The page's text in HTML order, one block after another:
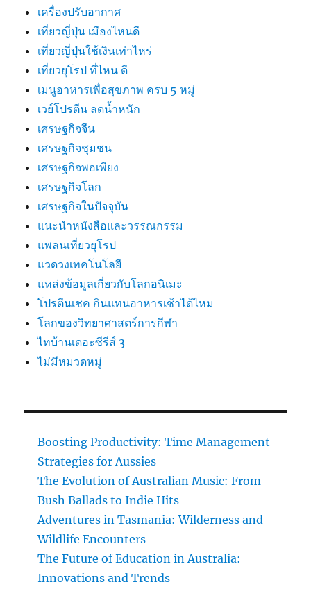
เครื่องปรับอากาศ
เที่ยวญี่ปุ่น เมืองไหนดี
เที่ยวญี่ปุ่นใช้เงินเท่าไหร่
เที่ยวยุโรป ที่ไหน ดี
เมนูอาหารเพื่อสุขภาพ ครบ 5 หมู่
เวย์โปรตีน ลดน้ำหนัก
เศรษฐกิจจีน
เศรษฐกิจชุมชน
เศรษฐกิจพอเพียง
เศรษฐกิจโลก
เศรษฐกิจในปัจจุบัน
แนะนำหนังสือและวรรณกรรม
แพลนเที่ยวยุโรป
แวดวงเทคโนโลยี
แหล่งข้อมูลเกี่ยวกับโลกอนิเมะ
โปรตีนเชค กินแทนอาหารเช้าได้ไหม
โลกของวิทยาศาสตร์การกีฬา
ไทบ้านเดอะซีรีส์ 3
ไม่มีหมวดหมู่
Boosting Productivity: Time Management
Strategies for Aussies
The Evolution of Australian Music: From
Bush Ballads to Indie Hits
Adventures in Tasmania: Wilderness and
Wildlife Encounters
The Future of Education in Australia:
Innovations and Trends